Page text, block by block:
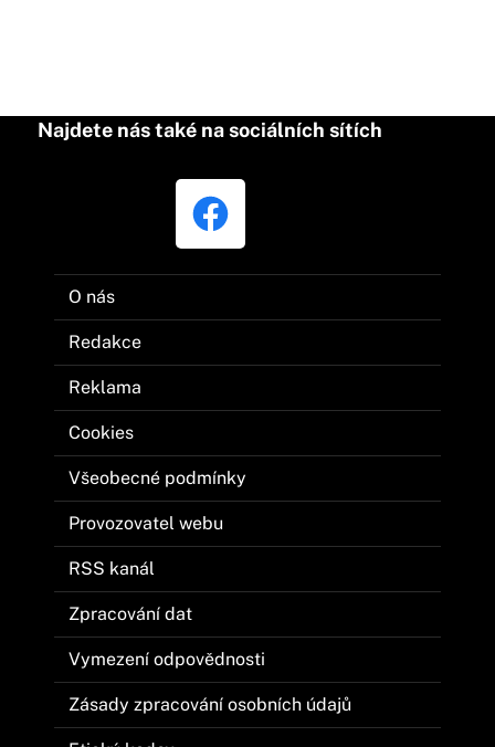
Najdete nás také na sociálních sítích
O nás
Redakce
Reklama
Cookies
Všeobecné podmínky
Provozovatel webu
RSS kanál
Zpracování dat
Vymezení odpovědnosti
Zásady zpracování osobních údajů